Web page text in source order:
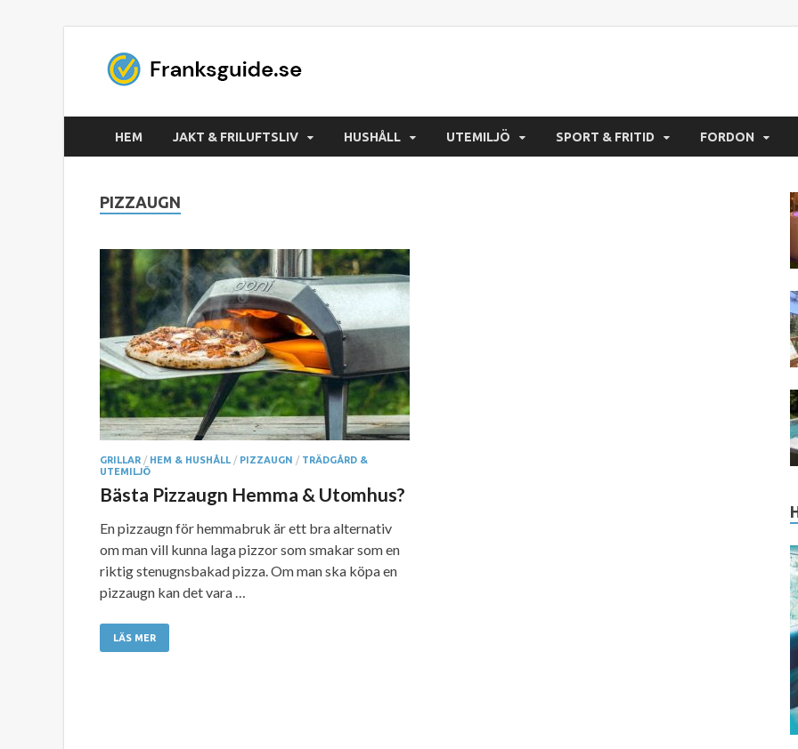
HEM JAKT & FRILUFTSLIV HUSHÅLL UTEMILJÖ SPORT & FRITID FORDON
PIZZAUGN
GRILLAR / HEM & HUSHÅLL / PIZZAUGN / TRÄDGÅRD &
UTEMILJÖ
Bästa Pizzaugn Hemma & Utomhus?
En pizzaugn för hemmabruk är ett bra alternativ
om man vill kunna laga pizzor som smakar som en
riktig stenugnsbakad pizza. Om man ska köpa en
pizzaugn kan det vara …
LÄS MER